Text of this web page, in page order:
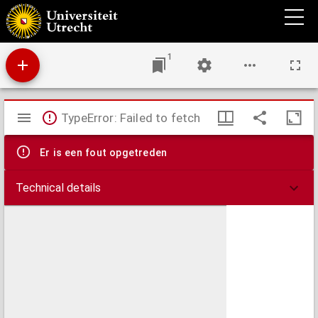
De Schelde tot in zee en Zeeuwschvlaanderen.
1
Mirador
viewer
TypeError: Failed to fetch
Er is een fout opgetreden
Technical details